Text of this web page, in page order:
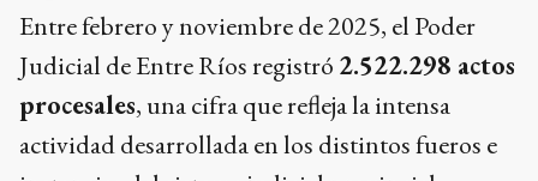
Entre febrero y noviembre de 2025, el Poder
Judicial de Entre Ríos registró 2.522.298 actos
procesales, una cifra que refleja la intensa
actividad desarrollada en los distintos fueros e